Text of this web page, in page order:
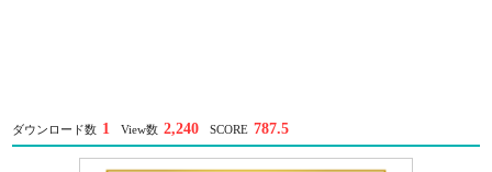
ダウンロード数 1 View数 2,240 SCORE 787.5